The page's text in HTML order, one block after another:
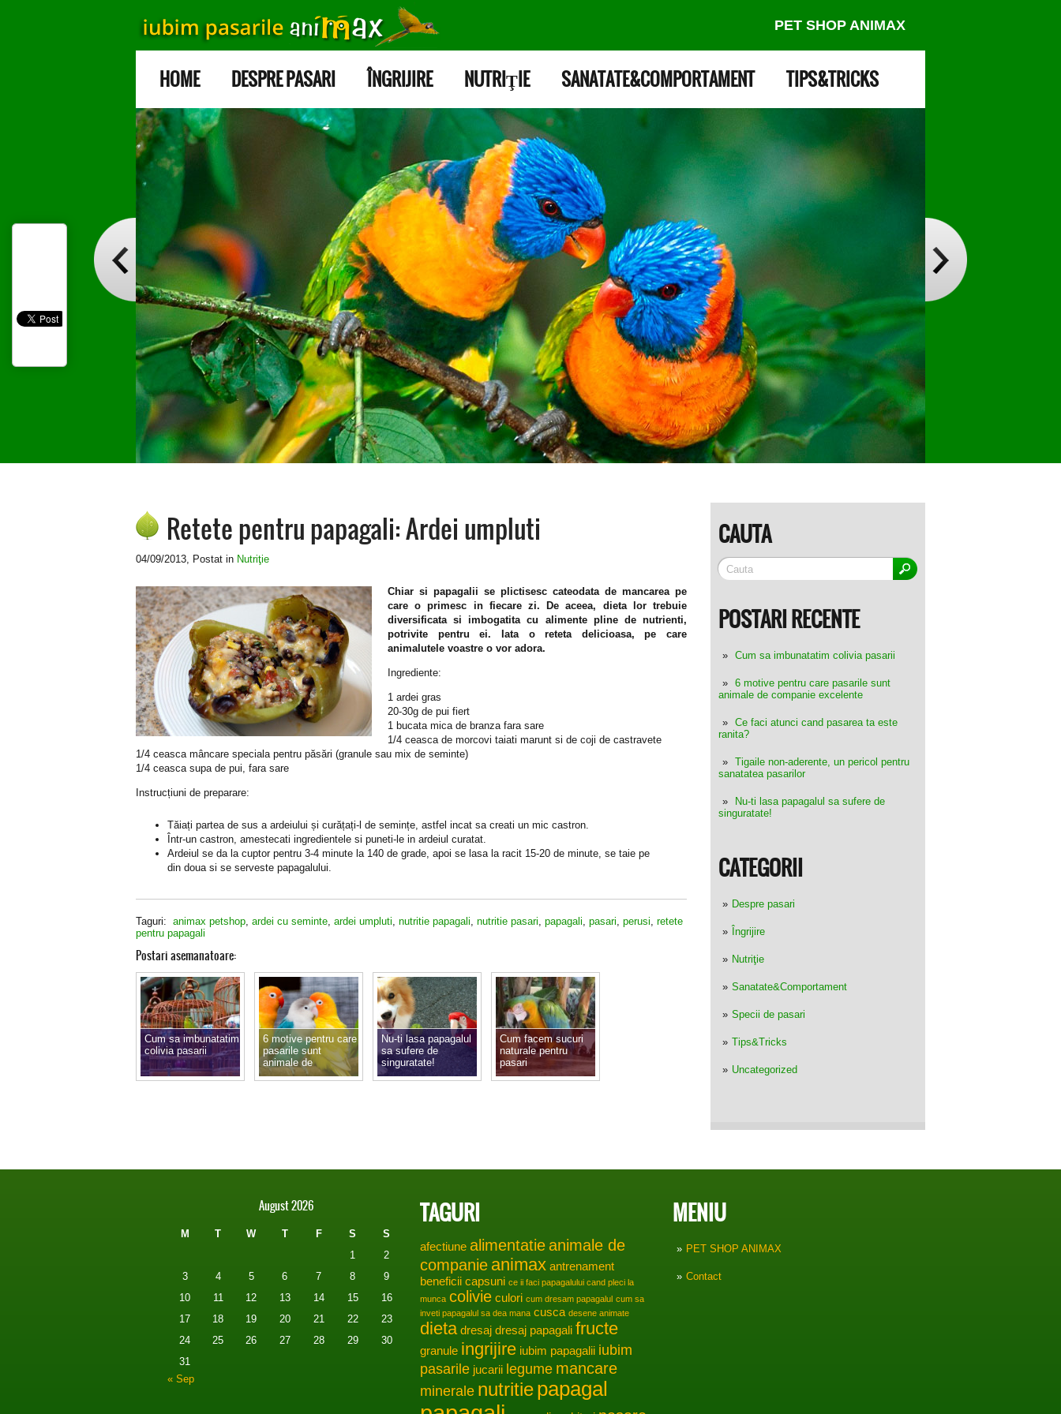
PET SHOP ANIMAX
HOME DESPRE PASARI ÎNGRIJIRE NUTRIŢIE SANATATE&COMPORTAMENT TIPS&TRICKS
CAUTA
POSTARI RECENTE
Cum sa imbunatatim colivia pasarii
6 motive pentru care pasarile sunt
animale de companie excelente
Ce faci atunci cand pasarea ta este
ranita?
Tigaile non-aderente, un pericol pentru
sanatatea pasarilor
Nu-ti lasa papagalul sa sufere de
singuratate!
CATEGORII
Despre pasari
Îngrijire
Nutriţie
Sanatate&Comportament
Specii de pasari
Tips&Tricks
Uncategorized
Retete pentru papagali: Ardei umpluti
04/09/2013, Postat in Nutriţie
Chiar si papagalii se plictisesc cateodata de mancarea pe
care o primesc in fiecare zi. De aceea, dieta lor trebuie
diversificata si imbogatita cu alimente pline de nutrienti,
potrivite pentru ei. Iata o reteta delicioasa, pe care
animalutele voastre o vor adora.
Ingrediente:
1 ardei gras
20-30g de pui fiert
1 bucata mica de branza fara sare
1/4 ceasca de morcovi taiati marunt si de coji de castravete
1/4 ceasca mâncare speciala pentru păsări (granule sau mix de seminte)
1/4 ceasca supa de pui, fara sare
Instrucțiuni de preparare:
Tăiați partea de sus a ardeiului și curățați-l de semințe, astfel incat sa creati un mic castron.
Într-un castron, amestecati ingredientele si puneti-le in ardeiul curatat.
Ardeiul se da la cuptor pentru 3-4 minute la 140 de grade, apoi se lasa la racit 15-20 de minute, se taie pe
din doua si se serveste papagalului.
Taguri: animax petshop, ardei cu seminte, ardei umpluti, nutritie papagali, nutritie pasari, papagali, pasari, perusi, retete
pentru papagali
Postari asemanatoare:
Cum sa imbunatatim
colivia pasarii
6 motive pentru care
pasarile sunt
animale de
companie excelente
Nu-ti lasa papagalul
sa sufere de
singuratate!
Cum facem sucuri
naturale pentru
pasari
August 2026
M T W T F S
S
1
2
3
4 5 6 7 8
9
10
11 12 13 14 15
16
17
18 19 20 21 22
23
24
25 26 27 28 29
30
31
« Sep
TAGURI
afectiune alimentatieanimale de
companie animax antrenament
beneficii capsuni ce ii faci papagalului cand pleci la
munca colivie culori cum dresam papagalul cum sa
inveti papagalul sa dea mana cusca desene animate
dieta dresaj dresaj papagali fructe
granule ingrijire iubim papagalii iubim
pasarile jucarii legume mancare
minerale nutritiepapagal
MENIU
PET SHOP ANIMAX
Contact